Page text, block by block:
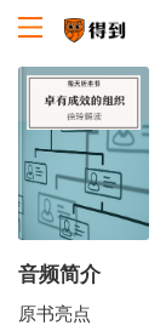
音频简介
原书亮点